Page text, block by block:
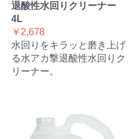
退酸性水回りクリーナー
4L
￥2,678
水回りをキラッと磨き上げ
る水アカ撃退酸性水回りク
リーナー。